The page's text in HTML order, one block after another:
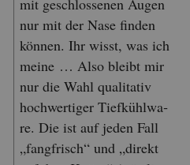
nur mit der Nase fin­den
kön­nen. Ihr wisst, was ich
meine … Also bleibt mir
nur die Wahl qua­li­ta­tiv
hoch­wer­ti­ger Tief­kühl­wa­
re. Die ist auf jeden Fall
„fang­frisch“ und „di­rekt